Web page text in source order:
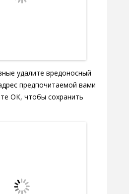
удалите вредоносный
предпочитаемой вами
ОК, чтобы сохранить